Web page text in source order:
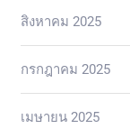
สิงหาคม 2025
กรกฎาคม 2025
เมษายน 2025